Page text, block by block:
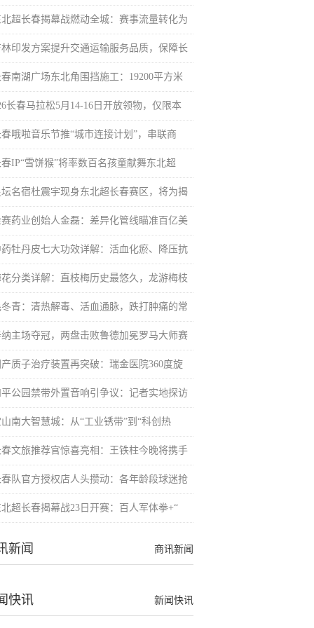
超长春揭幕战燃动全城：赛事流量转化为
印发方案提升交通运输服务品质，保障长
南湖广场东北角围挡施工：19200平方米
长春马拉松5月14-16日开放领物，仅限本
哦啦音乐节推“城市连接计划”，串联商
IP“雪饼猴”将率数百名孩童献舞东北超
名宿杜震宇现身东北超长春赛区，将为揭
药业创始人金磊：差异化管线瞄准百亿美
牡丹皮七大功效详解：活血化瘀、降压抗
分类详解：直枝梅历史最悠久，龙游梅枝
青：清热解毒、活血通脉，跌打肿痛的常
主场夺冠，两盘击败鲁德加冕罗马大师赛
质子治疗装置再突破：瑞金医院360度旋
公园禁带外置音响引争议：记者实地探访
南大智慧城：从“工业锈带”到“科创热
文旅推荐官惊喜亮相：王铁柱今晚将携手
队官方授权店人头攒动：各年龄段球迷抢
超长春揭幕战23日开赛：百人军体拳+“
商讯新闻
新闻
新闻快讯
快讯